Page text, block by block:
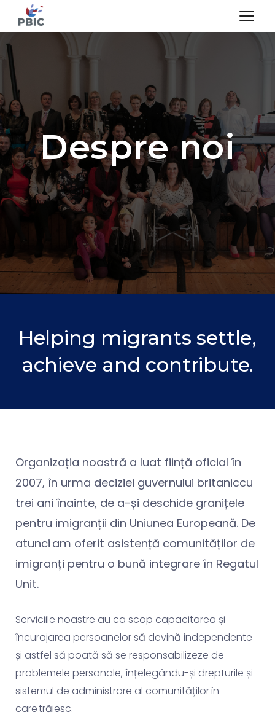
Despre noi
Helping migrants settle,
achieve and contribute.
Organizația noastră a luat ființă oficial în
2007, în urma deciziei guvernului britaniccu
trei ani înainte, de a-și deschide granițele
pentru imigranții din Uniunea Europeană. De
atunci am oferit asistență comunităților de
imigranți pentru o bună integrare în Regatul
Unit.
Serviciile noastre au ca scop capacitarea și
încurajarea persoanelor să devină independente
și astfel să poată să se responsabilizeze de
problemele personale, înțelegându-și drepturile și
sistemul de administrare al comunităților în
care trăiesc.